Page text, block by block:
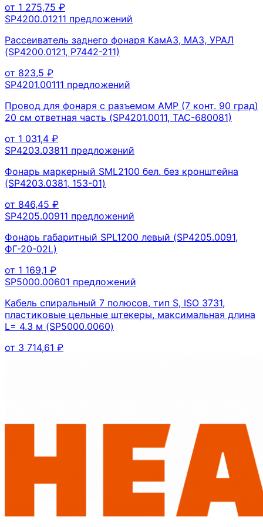
от 1 275,75 ₽
SP4200.01211 предложений
Рассеиватель заднего фонаря КамАЗ, МАЗ, УРАЛ
(SP4200.0121, Р7442-211)
от 823,5 ₽
SP4201.00111 предложений
Провод для фонаря с разъемом АМР (7 конт. 90 град)
20 см ответная часть (SP4201.0011, ТАС-680081)
от 1 031,4 ₽
SP4203.03811 предложений
Фонарь маркерный SML2100 бел. без кронштейна
(SP4203.0381, 153-01)
от 846,45 ₽
SP4205.00911 предложений
Фонарь габаритный SPL1200 левый (SP4205.0091,
ФГ-20-02L)
от 1 169,1 ₽
SP5000.00601 предложений
Кабель спиральный 7 полюсов, тип S, ISO 3731,
пластиковые цельные штекеры, максимальная длина
L= 4.3 м (SP5000.0060)
от 3 714,61 ₽